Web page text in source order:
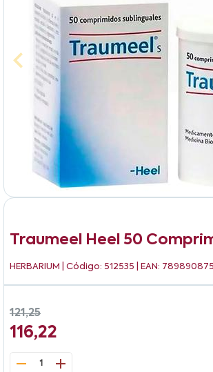
Traumeel Heel 50
HERBARIUM | Código: 512535 | EAN:
121,25
116,22
1